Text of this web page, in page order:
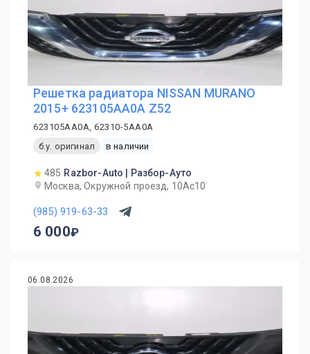
Решетка радиатора NISSAN MURANO
2015+ 623105AA0A Z52
623105AA0A, 62310-5AA0A
б.у. оригинал
в наличии
485 Razbor-Auto | Разбор-Ауто
Москва, Окружной проезд, 10Ас10
(985) 919-63-33
6 000
06.08.2026